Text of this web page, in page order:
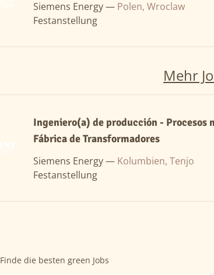
Siemens Energy — Polen, Wroclaw
Festanstellung
Mehr
Ingeniero(a) de producción - Procesos
Fábrica de Transformadores
Siemens Energy — Kolumbien, Tenjo
Festanstellung
Finde die besten green Jobs